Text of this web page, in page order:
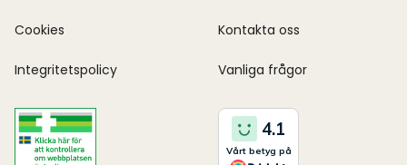
Cookies
Integritetspolicy
Kontakta oss
Vanliga frågor